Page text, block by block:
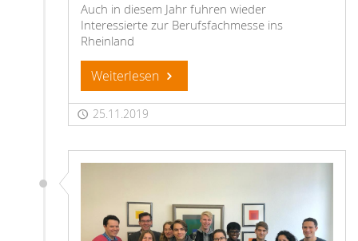
Auch in diesem Jahr fuhren wieder
Interessierte zur Berufsfachmesse ins
Rheinland
Weiterlesen
25.11.2019